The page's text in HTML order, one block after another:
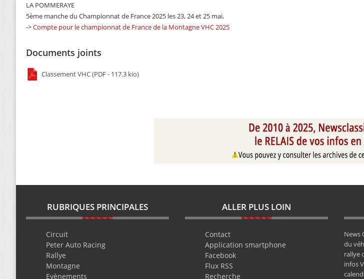
LA POMMERAYE
5ème manche du Championnat de France 2025 les 23, 24 et 25 mai,
->Compte pour le championnat de France de la Montagne VHC 2025
Documents joints
Classement VHC (PDF - 117.3 kio)
RUBRIQUES PRINCIPALES
Circuit
Peter Auto Racing
Rallye
Montagne
Evènements
ALLER PLUS LOIN
Contact
Application smartphone
Facebook
Flux RSS
Recherche
News
du
rallye
infos